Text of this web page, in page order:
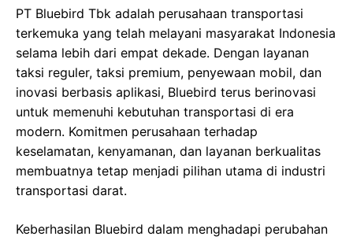
PT Bluebird Tbk adalah perusahaan transportasi
terkemuka yang telah melayani masyarakat Indonesia
selama lebih dari empat dekade. Dengan layanan
taksi reguler, taksi premium, penyewaan mobil, dan
inovasi berbasis aplikasi, Bluebird terus berinovasi
untuk memenuhi kebutuhan transportasi di era
modern. Komitmen perusahaan terhadap
keselamatan, kenyamanan, dan layanan berkualitas
membuatnya tetap menjadi pilihan utama di industri
transportasi darat.
Keberhasilan Bluebird dalam menghadapi perubahan